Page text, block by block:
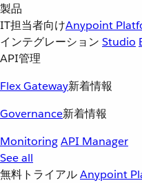
製品
IT担当者向けAnypoint
インテグレーション Studio
API管理
Flex Gateway新着情報
Governance新着情報
MonitoringAPI Manager
See all
無料トライアルAnypoint